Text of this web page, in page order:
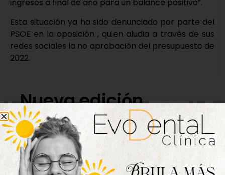
ingresos a final de año para un balance positivo”.
Esta situación ya ha sido denunciado por parte del
PSOE en la oposición , quien aludia a través de sus
redes sociales la no aprobación del presupuesto de
2022.
Nueva edición
disponible
Hazte ya con la trigésimo séptima edición de
la revista Tordesillas al día. Haz clic sobre la